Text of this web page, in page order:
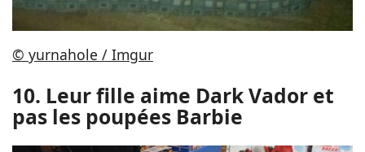
© yurnahole / Imgur
10. Leur fille aime Dark Vador et
pas les poupées Barbie